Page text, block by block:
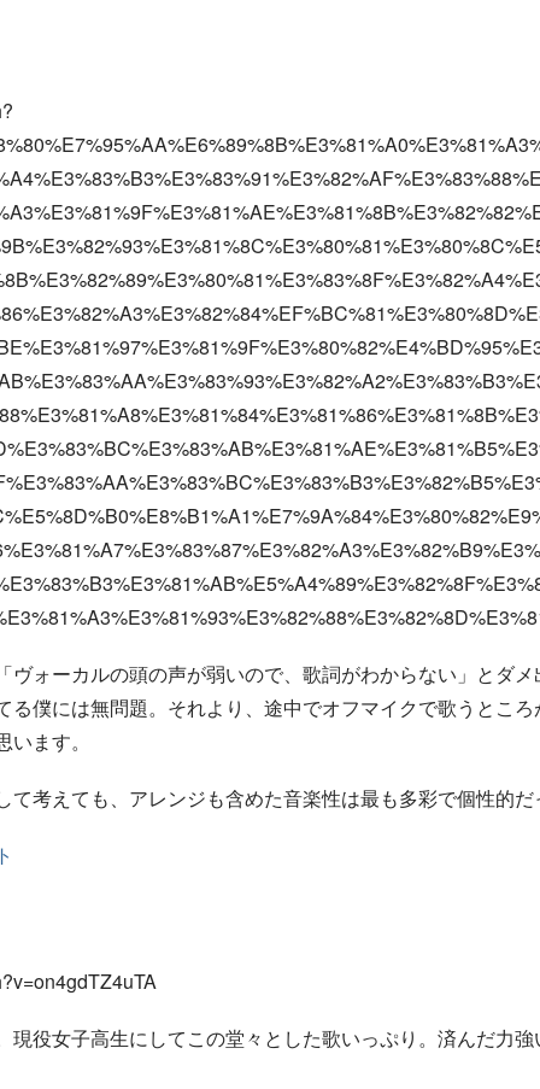
ヴォーカルの頭の声が弱いので、歌詞がわからない」とダ
る僕には無問題。それより、途中でオフマイクで歌うとこ
ます。
て考えても、アレンジも含めた音楽性は最も多彩で個性的
現役女子高生にしてこの堂々とした歌いっぷり。済んだ力